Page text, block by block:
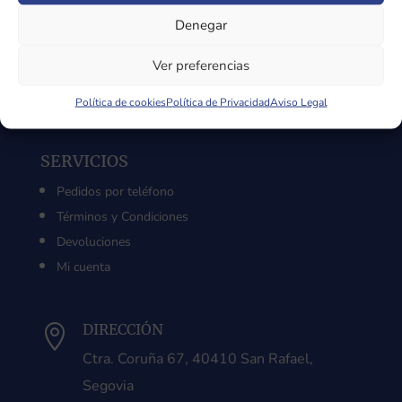
Denegar
Ver preferencias
Política de cookiesPolítica de PrivacidadAviso Legal
SERVICIOS
Pedidos por teléfono
Términos y Condiciones
Devoluciones
Mi cuenta
 DIRECCIÓN
Ctra. Coruña 67, 40410 San Rafael,
Segovia